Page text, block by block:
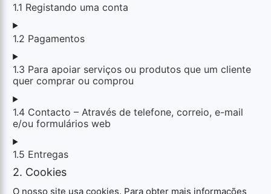
1.1 Registando uma conta
1.2 Pagamentos
1.3 Para apoiar serviços ou produtos que um cliente
quer comprar ou comprou
1.4 Contacto – Através de telefone, correio, e-mail
e/ou formulários web
1.5 Entregas
2. Cookies
O nosso site usa cookies. Para obter mais informações